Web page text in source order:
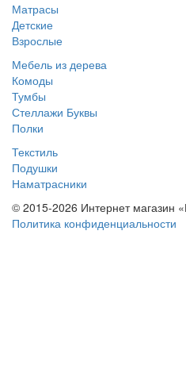
Матрасы
Детские
Взрослые
Мебель из дерева
Комоды
Тумбы
Стеллажи Буквы
Полки
Текстиль
Подушки
Наматрасники
© 2015-2026 Интернет магазин
Политика конфиденциальности